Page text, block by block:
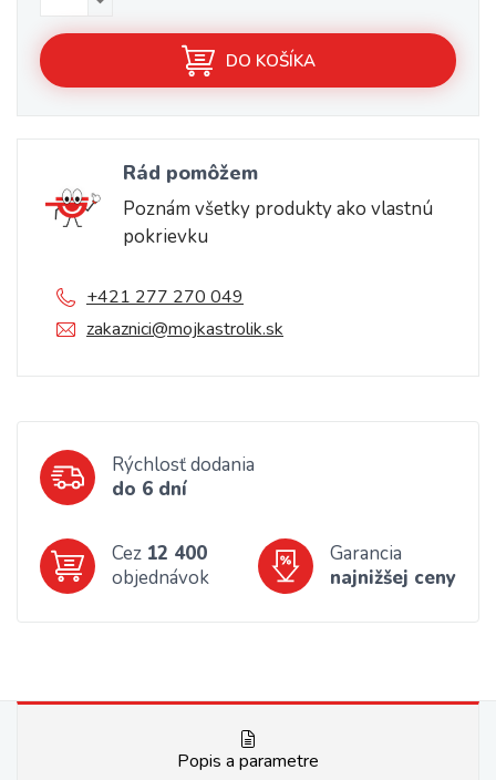
DO KOŠÍKA
Rád pomôžem
Poznám všetky produkty ako vlastnú
pokrievku
+421 277 270 049
zakaznici@mojkastrolik.sk
Rýchlosť dodania
do 6 dní
Cez 12 400
objednávok
Garancia
najnižšej ceny
Popis a parametre